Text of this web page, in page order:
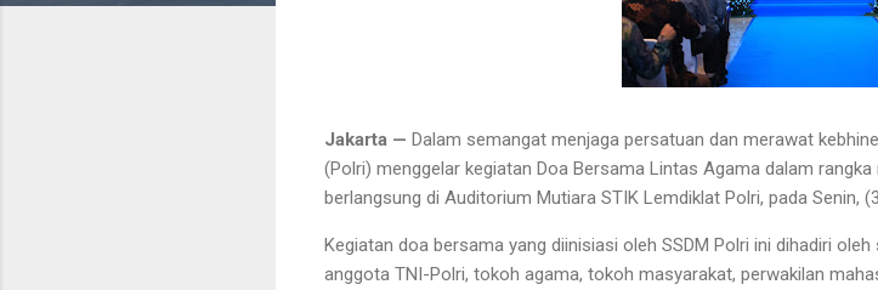
Jakarta — Dalam semangat menjaga persatuan dan merawat
(Polri) menggelar kegiatan Doa Bersama Lintas Agama dalam
berlangsung di Auditorium Mutiara STIK Lemdiklat Polri, pada Senin,
Kegiatan doa bersama yang diinisiasi oleh SSDM Polri ini dihadiri
anggota TNI-Polri, tokoh agama, tokoh masyarakat, perwakilan